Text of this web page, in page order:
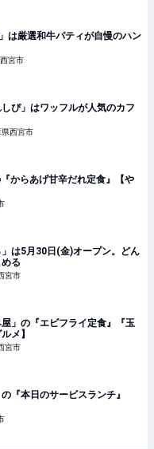
は厳選和牛パティが自慢のハン
宮市
ぴ」はワッフルが人気のカフ
県西宮市
からあげ甘辛だれ定食』【や
は5月30日(金)オープン。どん
る
宮市
」の『エビフライ定食』『玉
メ】
宮市
『本日のサービスランチ』